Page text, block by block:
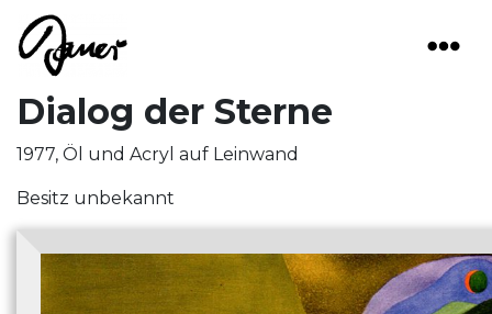
Main Navigation
Dialog der Sterne
1977, Öl und Acryl auf Leinwand
Besitz unbekannt